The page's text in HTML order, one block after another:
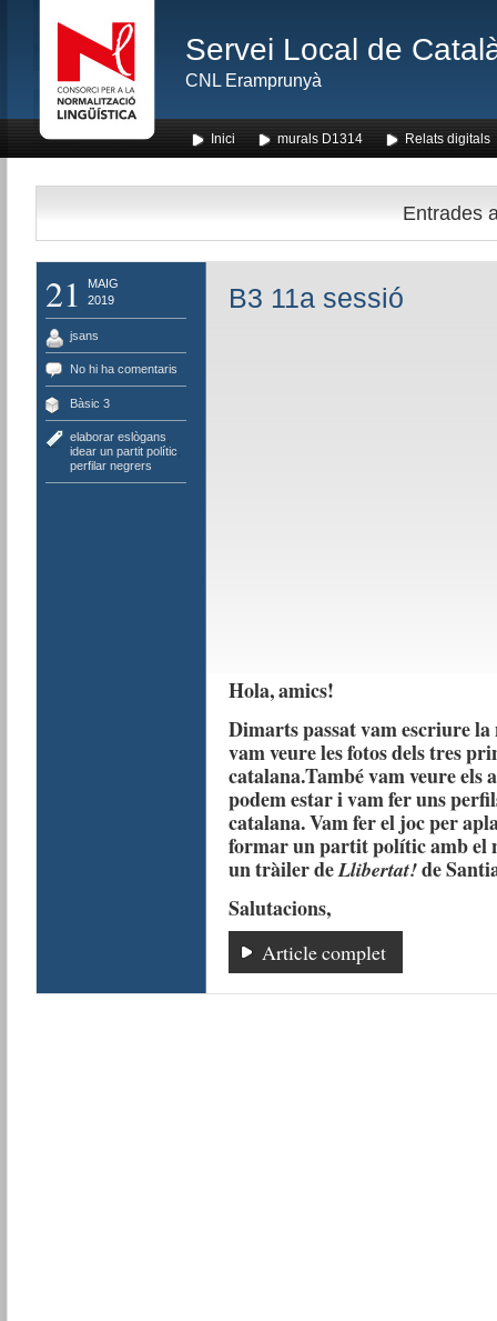
Servei Local de
CNL Eramprunyà
Inici murals D1314 Relats digitals
Entrades
21
MAIG
2019
jsans
No hi ha comentaris
Bàsic 3
elaborar eslògans
idear un partit polític
perfilar negrers
B3 11a sessió
Hola, amics!
Dimarts passat vam escriure la
vam veure les fotos dels tres
catalana.També vam veure els
podem estar i vam fer uns
catalana. Vam fer el joc per
formar un partit polític amb el
un tràiler deLlibertat!de
Salutacions,
Article complet